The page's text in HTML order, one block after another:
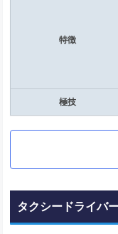
特徴
極技
タクシードライバ